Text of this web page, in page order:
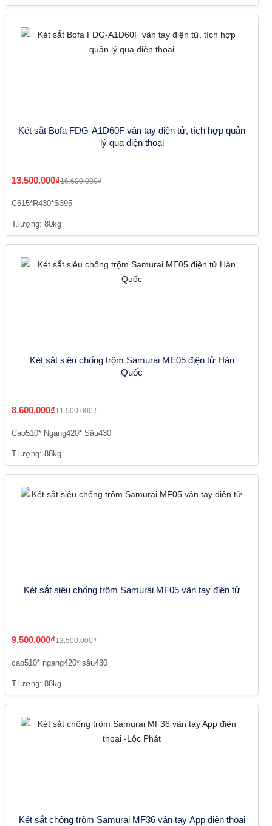
Két sắt Bofa FDG-A1D60F vân tay điện tử, tích hợp quản
lý qua điện thoại
13.500.000₫16.600.000₫
C615*R430*S395
T.lượng: 80kg
Két sắt siêu chống trộm Samurai ME05 điện tử Hàn
Quốc
8.600.000₫11.500.000₫
Cao510* Ngang420* Sâu430
T.lượng: 88kg
Két sắt siêu chống trộm Samurai MF05 vân tay điện tử
9.500.000₫13.500.000₫
cao510* ngang420* sâu430
T.lượng: 88kg
Két sắt chống trộm Samurai MF36 vân tay App điện thoại